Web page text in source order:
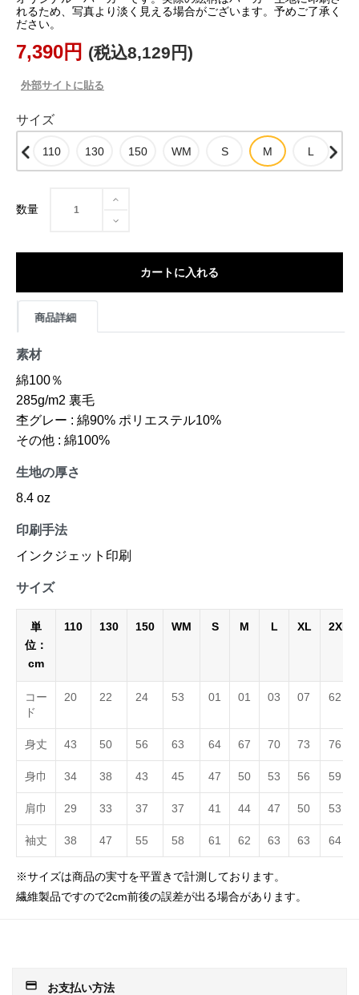
れるため、写真より淡く見える場合がございます。予めご了承く
ださい。
7,390円 (税込8,129円)
外部サイトに貼る
サイズ
数量
カートに入れる
商品詳細
素材
綿100％
285g/m2 裏毛
杢グレー : 綿90% ポリエステル10%
その他 : 綿100%
生地の厚さ
8.4 oz
印刷手法
インクジェット印刷
サイズ
単
位：
cm
110 130 150 WM S M L XL 2XL
コー
ド
20 22 24 53 01 01 03 07 62
身丈 43 50 56 63 64 67 70 73 76
身巾 34 38 43 45 47 50 53 56 59
肩巾 29 33 37 37 41 44 47 50 53
袖丈 38 47 55 58 61 62 63 63 64
※サイズは商品の実寸を平置きで計測しております。
繊維製品ですので2cm前後の誤差が出る場合があります。
payment お支払い方法